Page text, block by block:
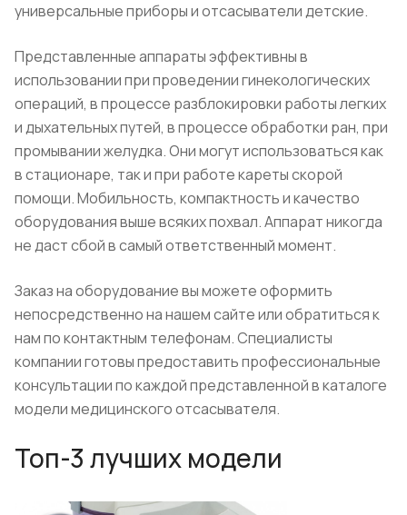
универсальные приборы и отсасыватели детские.
Представленные аппараты эффективны в
использовании при проведении гинекологических
операций, в процессе разблокировки работы легких
и дыхательных путей, в процессе обработки ран, при
промывании желудка. Они могут использоваться как
в стационаре, так и при работе кареты скорой
помощи. Мобильность, компактность и качество
оборудования выше всяких похвал. Аппарат никогда
не даст сбой в самый ответственный момент.
Заказ на оборудование вы можете оформить
непосредственно на нашем сайте или обратиться к
нам по контактным телефонам. Специалисты
компании готовы предоставить профессиональные
консультации по каждой представленной в каталоге
модели медицинского отсасывателя.
Топ-3 лучших модели